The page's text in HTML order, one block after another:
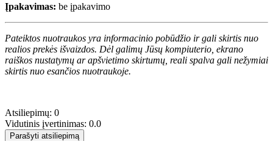
Įpakavimas: be įpakavimo
Pateiktos nuotraukos yra informacinio pobūdžio ir gali skirtis nuo
realios prekės išvaizdos. Dėl galimų Jūsų kompiuterio, ekrano
raiškos nustatymų ar apšvietimo skirtumų, reali spalva gali nežymiai
skirtis nuo esančios nuotraukoje.
Atsiliepimų: 0
Vidutinis įvertinimas: 0.0
Parašyti atsiliepimą